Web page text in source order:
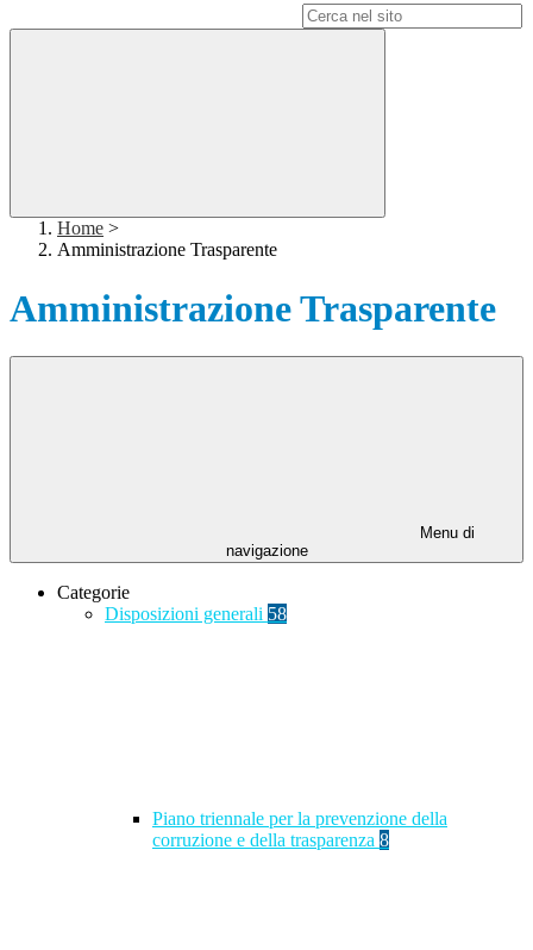
Home >
Amministrazione Trasparente
Amministrazione Trasparente
Menu di
navigazione
Categorie
Disposizioni generali 58
Piano triennale per la prevenzione della
corruzione e della trasparenza 8